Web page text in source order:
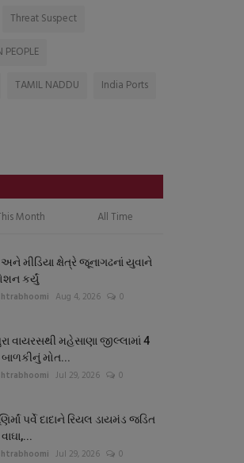
Threat Suspect
PEOPLE
TAMIL NADDU
India Ports
Month All Time
મીડિયા ક્ષેત્રે જૂનાગઢનાં યુવાને
કર્યું
Aug 4, 2026 0
વાયરસથી મહેસાણા જીલ્લામાં 4
બાળકીનું મોત...
Jul 29, 2026 0
પર્વે દાદાને રિયલ ડાયમંડ જડિત
Jul 29, 2026 0